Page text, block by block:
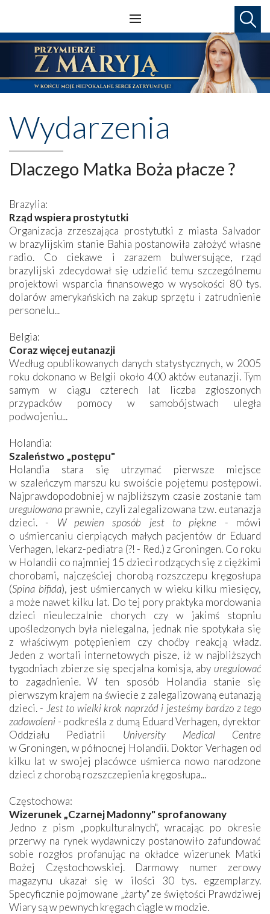
Wydarzenia
Dlaczego Matka Boża płacze ?
Brazylia:
Rząd wspiera prostytutki
Organizacja zrzeszająca prostytutki z miasta Salvador
w brazylijskim stanie Bahia postanowiła założyć własne
radio. Co ciekawe i zarazem bulwersujące, rząd
brazylijski zdecydował się udzielić temu szczególnemu
projektowi wsparcia finansowego w wysokości 80 tys.
dolarów amerykańskich na zakup sprzętu i zatrudnienie
personelu...
Belgia:
Coraz więcej eutanazji
Według opublikowanych danych statystycznych, w 2005
roku dokonano w Belgii około 400 aktów eutanazji. Tym
samym w ciągu czterech lat liczba zgłoszonych
przypadków pomocy w samobójstwach uległa
podwojeniu...
Holandia:
Szaleństwo „postępu"
Holandia stara się utrzymać pierwsze miejsce
w szaleńczym marszu ku swoiście pojętemu postępowi.
Najprawdopodobniej w najbliższym czasie zostanie tam
uregulowana prawnie, czyli zalegalizowana tzw. eutanazja
dzieci. - W pewien sposób jest to piękne - mówi
o uśmiercaniu cierpiących małych pacjentów dr Eduard
Verhagen, lekarz-pediatra (?! - Red.) z Groningen. Co roku
w Holandii co najmniej 15 dzieci rodzących się z ciężkimi
chorobami, najczęściej chorobą rozszczepu kręgosłupa
(Spina bifida), jest uśmiercanych w wieku kilku miesięcy,
a może nawet kilku lat. Do tej pory praktyka mordowania
dzieci nieuleczalnie chorych czy w jakimś stopniu
upośledzonych była nielegalna, jednak nie spotykała się
z właściwym potępieniem czy choćby reakcją władz.
Jeden z wortali internetowych pisze, iż w najbliższych
tygodniach zbierze się specjalna komisja, aby uregulować
to zagadnienie. W ten sposób Holandia stanie się
pierwszym krajem na świecie z zalegalizowaną eutanazją
dzieci. - Jest to wielki krok naprzód i jesteśmy bardzo z tego
zadowoleni- podkreśla z dumą Eduard Verhagen, dyrektor
Oddziału Pediatrii University Medical Centre
w Groningen, w północnej Holandii. Doktor Verhagen od
kilku lat w swojej placówce uśmierca nowo narodzone
dzieci z chorobą rozszczepienia kręgosłupa...
Częstochowa:
Wizerunek „Czarnej Madonny" sprofanowany
Jedno z pism „popkulturalnych", wracając po okresie
przerwy na rynek wydawniczy postanowiło zafundować
sobie rozgłos profanując na okładce wizerunek Matki
Bożej Częstochowskiej. Darmowy numer zerowy
magazynu ukazał się w ilości 30 tys. egzemplarzy.
Specyficznie pojmowane „żarty" ze świętości Prawdziwej
Wiary są w pewnych kręgach ciągle w modzie.